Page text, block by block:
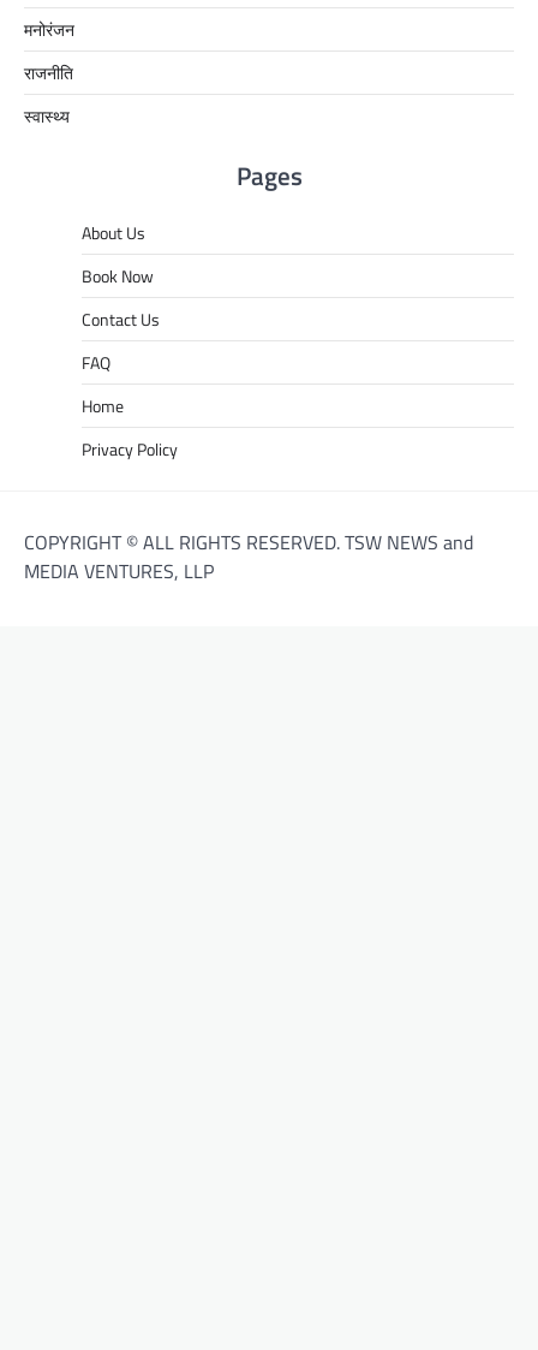
मनोरंजन
राजनीति
स्वास्थ्य
Pages
About Us
Book Now
Contact Us
FAQ
Home
Privacy Policy
COPYRIGHT © ALL RIGHTS RESERVED. TSW NEWS and
MEDIA VENTURES, LLP